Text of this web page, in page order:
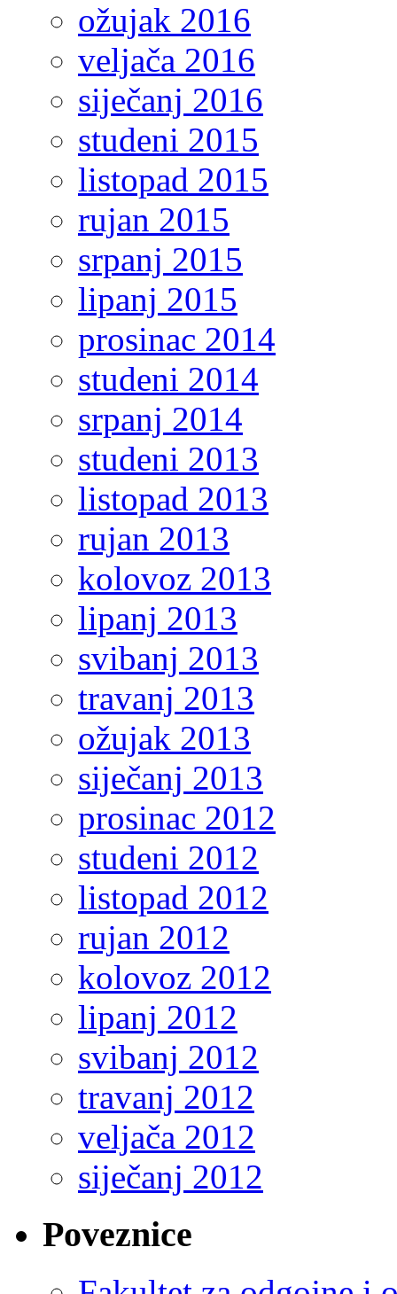
ožujak 2016
veljača 2016
siječanj 2016
studeni 2015
listopad 2015
rujan 2015
srpanj 2015
lipanj 2015
prosinac 2014
studeni 2014
srpanj 2014
studeni 2013
listopad 2013
rujan 2013
kolovoz 2013
lipanj 2013
svibanj 2013
travanj 2013
ožujak 2013
siječanj 2013
prosinac 2012
studeni 2012
listopad 2012
rujan 2012
kolovoz 2012
lipanj 2012
svibanj 2012
travanj 2012
veljača 2012
siječanj 2012
Poveznice